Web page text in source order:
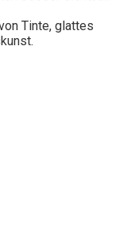
Tinte, glattes